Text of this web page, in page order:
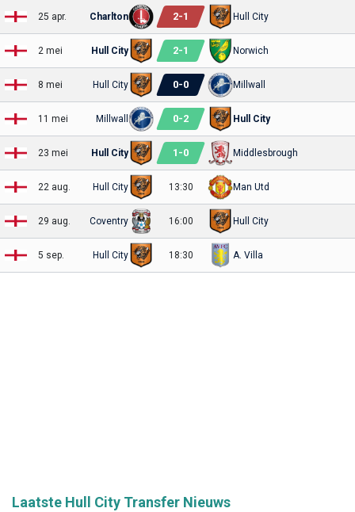
25 apr. Charlton 2-1 Hull City
2 mei Hull City 2-1 Norwich
8 mei Hull City 0-0 Millwall
11 mei Millwall 0-2 Hull City
23 mei Hull City 1 -0 Middlesbrough
22 aug. Hull City 13:30 Man Utd
29 aug. Coventry 16:00 Hull City
5 sep. Hull City 18:30 A. Villa
Laatste Hull City Transfer Nieuws